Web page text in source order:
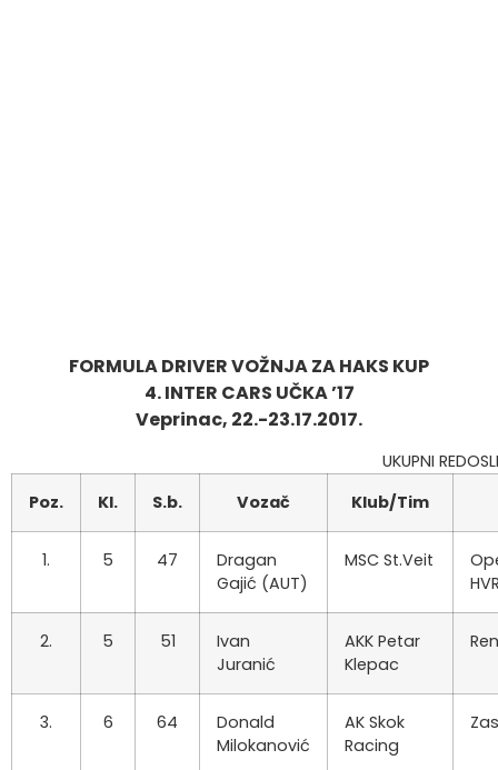
FORMULA DRIVER VOŽNJA ZA HAKS KUP
4. INTER CARS UČKA ’17
Veprinac, 22.-23.17.2017.
UKUPNI
Poz.
Kl. S.b. Vozač Klub/Tim
1. 5 47
Dragan
Gajić (AUT)
MSC St.Veit
2. 5 51
Ivan
Juranić
AKK Petar
Klepac
3. 6 64
Donald
Milokanović
AK Skok
Racing